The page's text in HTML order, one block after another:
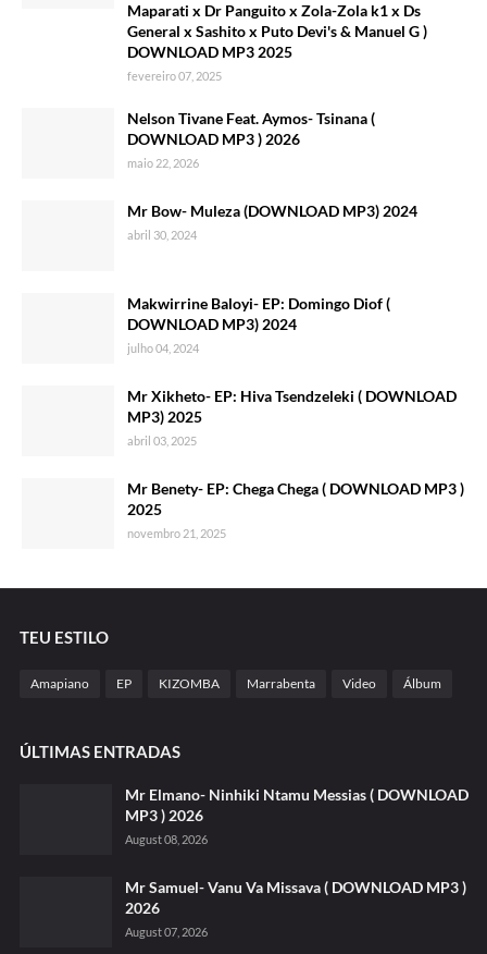
Maparati x Dr Panguito x Zola-Zola k1 x Ds
General x Sashito x Puto Devi's & Manuel G )
DOWNLOAD MP3 2025
fevereiro 07, 2025
Nelson Tivane Feat. Aymos- Tsinana (
DOWNLOAD MP3 ) 2026
maio 22, 2026
Mr Bow- Muleza (DOWNLOAD MP3) 2024
abril 30, 2024
Makwirrine Baloyi- EP: Domingo Diof (
DOWNLOAD MP3) 2024
julho 04, 2024
Mr Xikheto- EP: Hiva Tsendzeleki ( DOWNLOAD
MP3) 2025
abril 03, 2025
Mr Benety- EP: Chega Chega ( DOWNLOAD MP3 )
2025
novembro 21, 2025
TEU ESTILO
Amapiano EP KIZOMBA Marrabenta Video Álbum
ÚLTIMAS ENTRADAS
Mr Elmano- Ninhiki Ntamu Messias ( DOWNLOAD
MP3 ) 2026
August 08, 2026
Mr Samuel- Vanu Va Missava ( DOWNLOAD MP3 )
2026
August 07, 2026